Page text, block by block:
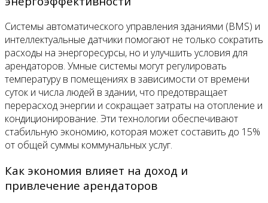
Системы автоматического управления зданиями (BMS) и
интеллектуальные датчики помогают не только сократить
расходы на энергоресурсы, но и улучшить условия для
арендаторов. Умные системы могут регулировать
температуру в помещениях в зависимости от времени
суток и числа людей в здании, что предотвращает
перерасход энергии и сокращает затраты на отопление и
кондиционирование. Эти технологии обеспечивают
стабильную экономию, которая может составить до 15%
от общей суммы коммунальных услуг.
Как экономия влияет на доход и
привлечение арендаторов